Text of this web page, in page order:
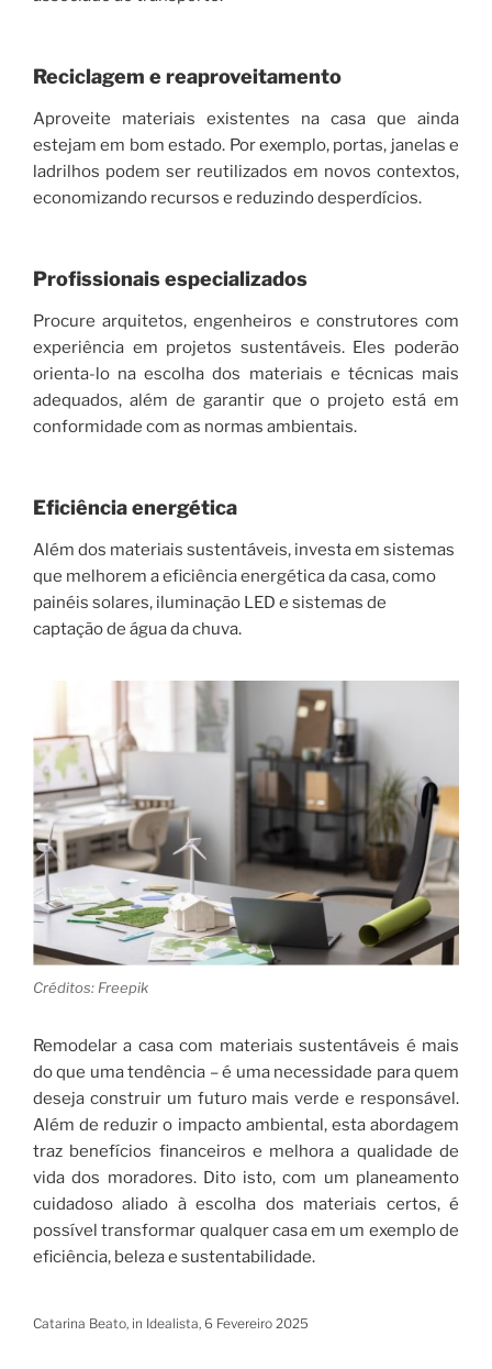
Reciclagem e reaproveitamento
Aproveite materiais existentes na casa que ainda
estejam em bom estado. Por exemplo, portas, janelas e
ladrilhos podem ser reutilizados em novos contextos,
economizando recursos e reduzindo desperdícios.
Profissionais especializados
Procure arquitetos, engenheiros e construtores com
experiência em projetos sustentáveis. Eles poderão
orienta-lo na escolha dos materiais e técnicas mais
adequados, além de garantir que o projeto está em
conformidade com as normas ambientais.
Eficiência energética
Além dos materiais sustentáveis, investa em sistemas
que melhorem a eficiência energética da casa, como
painéis solares, iluminação LED e sistemas de
captação de água da chuva.
Créditos: Freepik
Remodelar a casa com materiais sustentáveis é mais
do que uma tendência – é uma necessidade para quem
deseja construir um futuro mais verde e responsável.
Além de reduzir o impacto ambiental, esta abordagem
traz benefícios financeiros e melhora a qualidade de
vida dos moradores. Dito isto, com um planeamento
cuidadoso aliado à escolha dos materiais certos, é
possível transformar qualquer casa em um exemplo de
eficiência, beleza e sustentabilidade.
Catarina Beato, in Idealista, 6 Fevereiro 2025